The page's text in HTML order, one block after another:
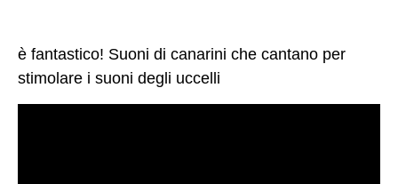
è fantastico! Suoni di canarini che cantano per
stimolare i suoni degli uccelli